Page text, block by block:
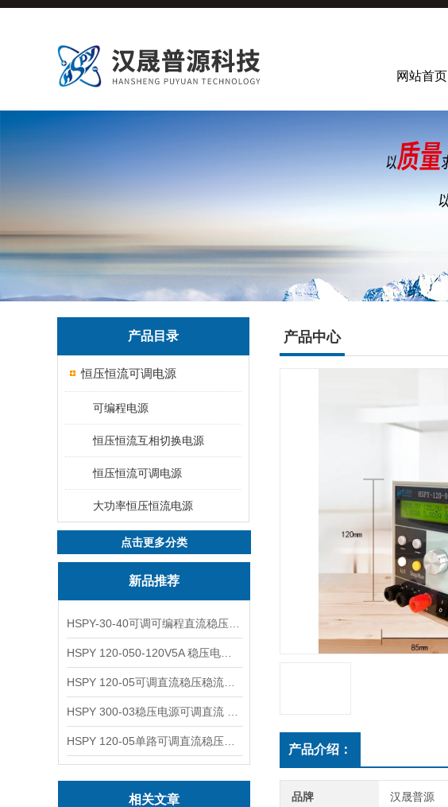
网站首页
产品目录
恒压恒流可调电源
可编程电源
恒压恒流互相切换电源
恒压恒流可调电源
大功率恒压恒流电源
点击更多分类
新品推荐
相关文章
产品中心
产品介绍：
品牌 汉晟普源